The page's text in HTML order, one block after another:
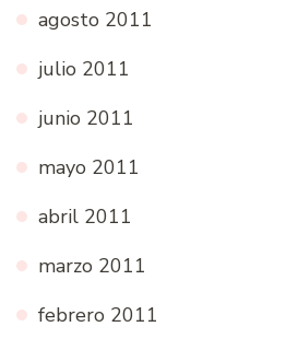
agosto 2011
julio 2011
junio 2011
mayo 2011
abril 2011
marzo 2011
febrero 2011